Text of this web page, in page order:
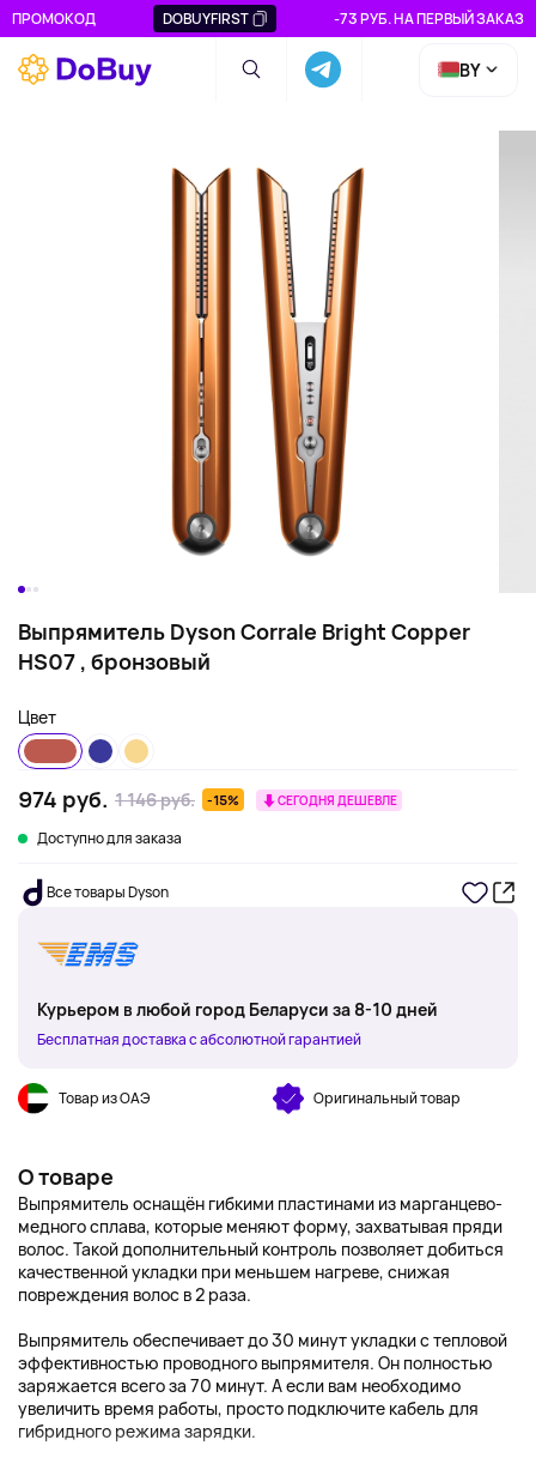
ПРОМОКОД DOBUYFIRST -73 РУБ. НА ПЕРВЫЙ ЗАКАЗ
BY
Выпрямитель Dyson Corrale Bright Copper
HS07 , бронзовый
Цвет
974 руб. 1 146 руб. -15% СЕГОДНЯ ДЕШЕВЛЕ
Доступно для заказа
Все товары Dyson
Курьером в любой город Беларуси за 8-10 дней
Бесплатная доставка с абсолютной гарантией
Товар из ОАЭ Оригинальный товар
О товаре
Выпрямитель оснащён гибкими пластинами из марганцево-
медного сплава, которые меняют форму, захватывая пряди
волос. Такой дополнительный контроль позволяет добиться
качественной укладки при меньшем нагреве, снижая
повреждения волос в 2 раза.
Выпрямитель обеспечивает до 30 минут укладки с тепловой
эффективностью проводного выпрямителя. Он полностью
заряжается всего за 70 минут. А если вам необходимо
увеличить время работы, просто подключите кабель для
гибридного режима зарядки.